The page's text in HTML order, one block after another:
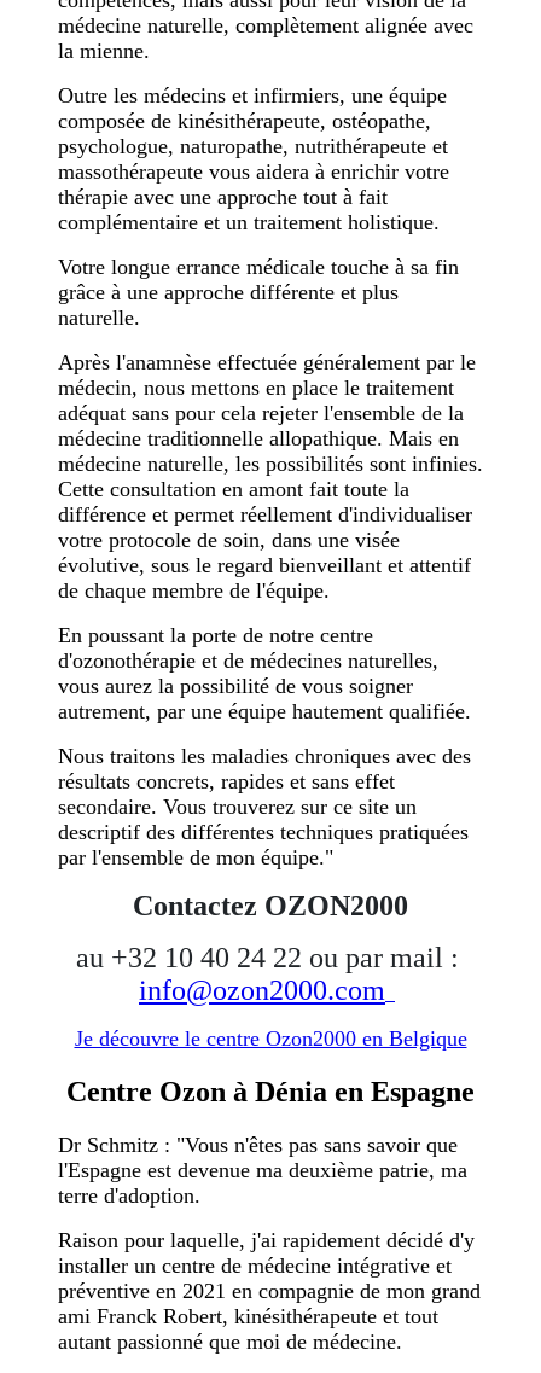
médecine naturelle, complètement alignée avec
la mienne.
Outre les médecins et infirmiers, une équipe
composée de kinésithérapeute, ostéopathe,
psychologue, naturopathe, nutrithérapeute et
massothérapeute vous aidera à enrichir votre
thérapie avec une approche tout à fait
complémentaire et un traitement holistique.
Votre longue errance médicale touche à sa fin
grâce à une approche différente et plus
naturelle.
Après l'anamnèse effectuée généralement par le
médecin, nous mettons en place le traitement
adéquat sans pour cela rejeter l'ensemble de la
médecine traditionnelle allopathique. Mais en
médecine naturelle, les possibilités sont infinies.
Cette consultation en amont fait toute la
différence et permet réellement d'individualiser
votre protocole de soin, dans une visée
évolutive, sous le regard bienveillant et attentif
de chaque membre de l'équipe.
En poussant la porte de notre centre
d'ozonothérapie et de médecines naturelles,
vous aurez la possibilité de vous soigner
autrement, par une équipe hautement qualifiée.
Nous traitons les maladies chroniques avec des
résultats concrets, rapides et sans effet
secondaire. Vous trouverez sur ce site un
descriptif des différentes techniques pratiquées
par l'ensemble de mon équipe."
Contactez OZON2000
au +32 10 40 24 22 ou par mail :
info@ozon2000.com
Je découvre le centre Ozon2000 en Belgique
Centre Ozon à Dénia en Espagne
Dr Schmitz : "Vous n'êtes pas sans savoir que
l'Espagne est devenue ma deuxième patrie, ma
terre d'adoption.
Raison pour laquelle, j'ai rapidement décidé d'y
installer un centre de médecine intégrative et
préventive en 2021 en compagnie de mon grand
ami Franck Robert, kinésithérapeute et tout
autant passionné que moi de médecine.